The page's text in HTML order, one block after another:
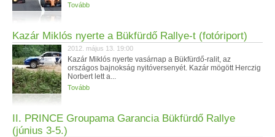
Tovább
Kazár Miklós nyerte a Bükfürdő Rallye-t (fotóriport)
2012. május 13. 19:00
Kazár Miklós nyerte vasárnap a Bükfürdő-ralit, az
országos bajnokság nyitóversenyét. Kazár mögött Herczig
Norbert lett a...
Tovább
II. PRINCE Groupama Garancia Bükfürdő Rallye
(június 3-5.)